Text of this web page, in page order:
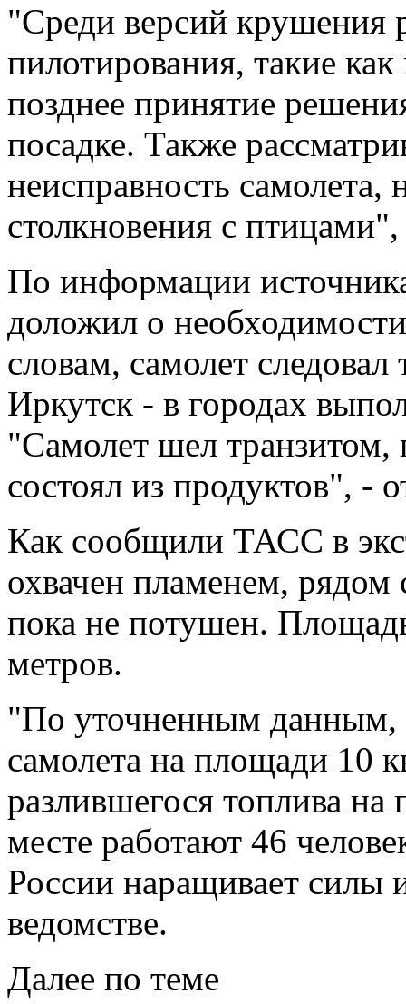
"Среди версий крушения
пилотирования, такие
позднее принятие
посадке. Также
неисправность самолета,
столкновения с птицами",
По информации
доложил о
словам, самолет
Иркутск - в городах
"Самолет шел транзитом,
состоял из продуктов", -
Как сообщили ТАСС в
охвачен пламенем, рядом
пока не потушен.
метров.
"По уточненным данным,
самолета на площади 10
разлившегося топлива
месте работают 46
России наращивает силы
ведомстве.
Далее по теме